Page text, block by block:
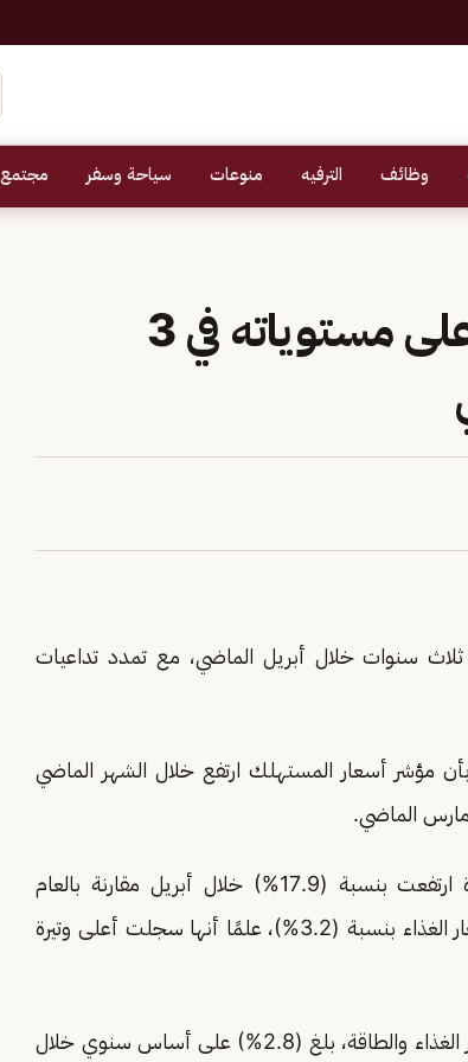
وظائف الترفيه منوعات سياحة وسفر مجتمع
التضخم الأمريكي يسجل أعلى مستوياته في 3
ثلاث سنوات خلال أبريل الماضي، مع تمدد تداعيات
مؤشر أسعار المستهلك ارتفع خلال الشهر الماضي
وأظهرت البيانات أن أسعار الطاقة في الولايات المتحدة ارتفعت بنسبة (17.9%) خلال أبريل مقارنة بالعام
السابق، مسجلة أكبر زيادة بين جميع الفئات، وزادت أسعار الغذاء بنسبة (3.2%)، علمًا أنها سجلت أعلى وتيرة
وأوضح المكتب أن التضخم الأساسي، الذي يستثني أسعار الغذاء والطاقة، بلغ (2.8%) على أساس سنوي خلال